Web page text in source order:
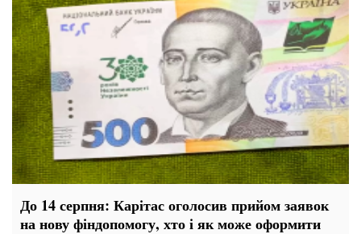
До 14 серпня: Карітас оголосив прийом заявок
на нову фіндопомогу, хто і як може оформити